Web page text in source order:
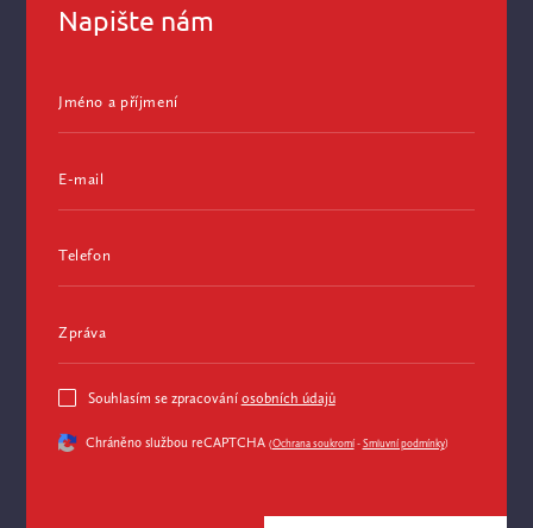
Napište nám
Jméno a příjmení
E-mail
Telefon
Zpráva
Souhlasím se zpracování osobních údajů
Chráněno službou reCAPTCHA (Ochrana soukromí-Smluvní podmínky)